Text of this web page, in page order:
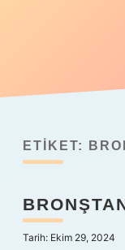
Anasayfa
Yasal Uyarı
Hakkımızda
ETIKET:
Tarih: Ekim 29, 2024